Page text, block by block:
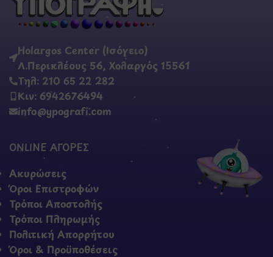
Holargos Center (Ισόγειο)
Λ.Περικλέους 56, Χολαργός 15561
Τηλ: 210 65 22 282
Κιν: 6942676494
info@ypografi.com
ONLINE ΑΓΟΡΕΣ
Ακυρώσεις
Όροι Επιστροφών
Τρόποι Αποστολής
Τρόποι Πληρωμής
Πολιτική Απορρήτου
Όροι & Προϋποθέσεις